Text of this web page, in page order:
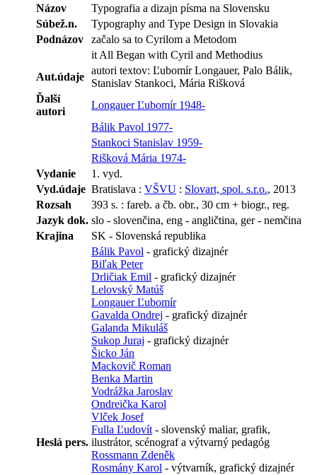
Názov
Typografia a dizajn písma na Slovensku
Súbež.n.
Typography and Type Design in Slovakia
Podnázov
začalo sa to Cyrilom a Metodom
it All Began with Cyril and Methodius
Aut.údaje
autori textov: Ľubomír Longauer, Palo Bálik,
Stanislav Stankoci, Mária Rišková
Ďalší
autori
Longauer Ľubomír 1948-
Bálik Pavol 1977-
Stankoci Stanislav 1959-
Rišková Mária 1974-
Vydanie
1. vyd.
Vyd.údaje Bratislava : VŠVU : Slovart, spol. s.r.o., 2013
Rozsah
393 s. : fareb. a čb. obr., 30 cm + biogr., reg.
Jazyk dok. slo - slovenčina, eng - angličtina, ger - nemčina
Krajina
SK - Slovenská republika
Heslá pers.
Bálik Pavol - grafický dizajnér
Biľak Peter
Drličiak Emil - grafický dizajnér
Lelovský Matúš
Longauer Ľubomír
Gavalda Ondrej - grafický dizajnér
Galanda Mikuláš
Sukop Juraj - grafický dizajnér
Šicko Ján
Mackovič Roman
Benka Martin
Vodrážka Jaroslav
Ondreička Karol
Vlček Josef
Fulla Ľudovít - slovenský maliar, grafik,
ilustrátor, scénograf a výtvarný pedagóg
Rossmann Zdeněk
Rosmány Karol - výtvarník, grafický dizajnér